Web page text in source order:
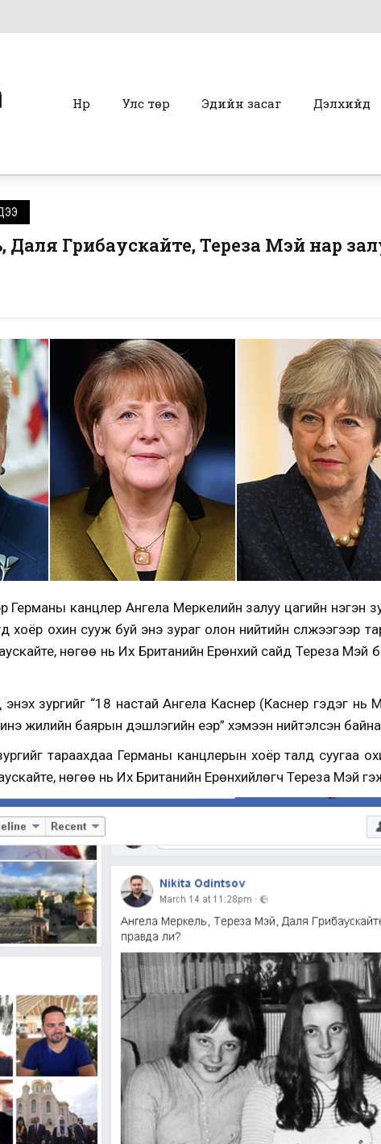
Нүүр Улс төр Эдийн засаг Дэлхийд
Даля Грибаускайте, Тереза Мэй нар
Германы канцлер Ангела Меркелийн залуу цагийн нэгэн
хоёр охин сууж буй энэ зураг олон нийтийн сүлжээгээр
нөгөө нь Их Британийн Ерөнхий сайд Тереза Мэй
зургийг “18 настай Ангела Каснер (Каснер гэдэг нь
жилийн баярын үдэшлэгийн үеэр” хэмээн нийтэлсэн
тараахдаа Германы канцлерын хоёр талд суугаа
нөгөө нь Их Британийн Ерөнхийлөгч Тереза Мэй